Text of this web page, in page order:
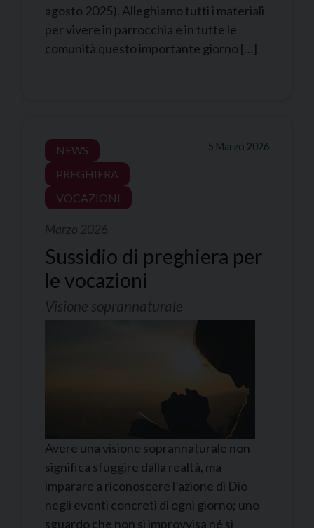
agosto 2025). Alleghiamo tutti i materiali
per vivere in parrocchia e in tutte le
comunità questo importante giorno […]
5 Marzo 2026
NEWS
PREGHIERA
VOCAZIONI
Marzo 2026
Sussidio di preghiera per
le vocazioni
Visione soprannaturale
Avere una visione soprannaturale non
significa sfuggire dalla realtà, ma
imparare a riconoscere l’azione di Dio
negli eventi concreti di ogni giorno; uno
sguardo che non si improvvisa né si